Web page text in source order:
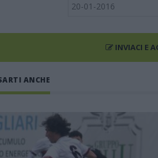
20-01-2016
INVIACI E
ANCHE